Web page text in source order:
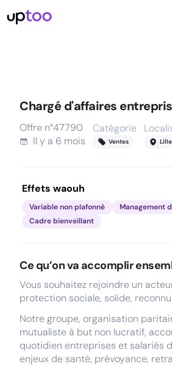
Chargé d'affaires
Offre n°47790
Il y a 6 mois
Catégorie
Ventes Lille
Effets waouh
Variable non plafonné
Management
Cadre bienveillant
Ce qu’on va accomplir
Vous souhaitez rejoindre un
protection sociale, solide,
Notre groupe, organisation
mutualiste à but non lucratif,
quotidien entreprises et salariés
enjeux de santé, prévoyance,